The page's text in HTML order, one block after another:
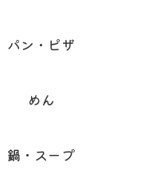
パン・ピザ
めん
鍋・スープ